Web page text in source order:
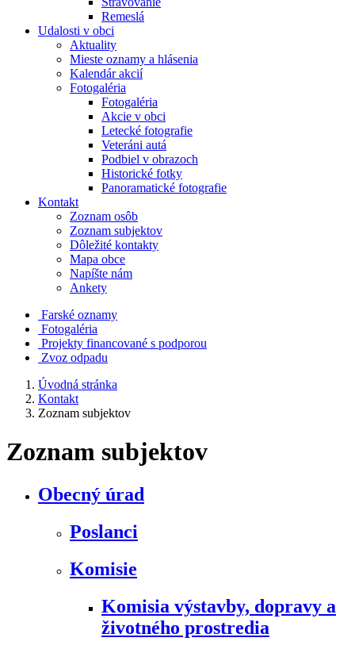
Remeslá
Udalosti v obci
Aktuality
Mieste oznamy a hlásenia
Kalendár akcií
Fotogaléria
Fotogaléria
Akcie v obci
Letecké fotografie
Veteráni autá
Podbiel v obrazoch
Historické fotky
Panoramatické fotografie
Kontakt
Zoznam osôb
Zoznam subjektov
Dôležité kontakty
Mapa obce
Napíšte nám
Ankety
Farské oznamy
Fotogaléria
Projekty financované s podporou
Zvoz odpadu
Úvodná stránka
Kontakt
Zoznam subjektov
Zoznam subjektov
Obecný úrad
Poslanci
Komisie
Komisia výstavby, dopravy a
životného prostredia